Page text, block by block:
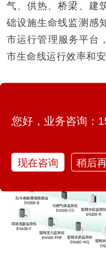
气、供热、桥梁、建
础设施生命线监测感
市运行管理服务平台
市生命线运行效率和
您好，业务咨询：
现在咨询 稍后